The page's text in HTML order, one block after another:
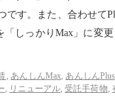
です。また、合わせて
しっかりMax」に変更
,あんしんMax,あんしんPlus
, リニューアル,受託手荷物,